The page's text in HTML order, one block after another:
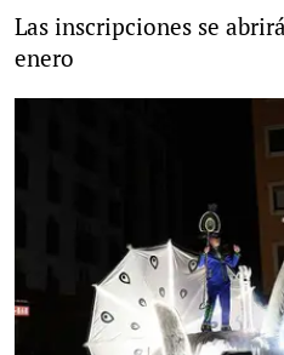
Las inscripciones se
enero